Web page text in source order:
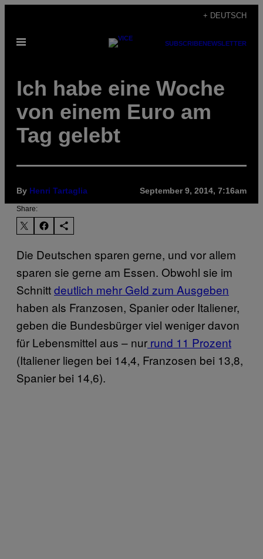
content
+ DEUTSCH
Open
SUBSCRIBENEWSLETTER
Ich habe eine Woche
von einem Euro am
Tag gelebt
By Henri Tartaglia September 9, 2014, 7:16am
Share:
Die Deutschen sparen gerne, und vor allem
sparen sie gerne am Essen. Obwohl sie im
Schnittdeutlich mehr Geld zum Ausgeben
haben als Franzosen, Spanier oder Italiener,
geben die Bundesbürger viel weniger davon
für Lebensmittel aus – nur rund 11 Prozent
(Italiener liegen bei 14,4, Franzosen bei 13,8,
Spanier bei 14,6).